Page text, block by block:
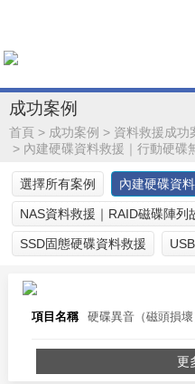
成功案例
首頁 > 成功案例 > 資料救援成功
> 內建硬碟資料救援｜行動硬碟
選擇所有案例 內建硬碟資
NAS資料救援｜RAID磁碟陣列
SSD固態硬碟資料救援
項目名稱 硬碟異音（磁頭損
更